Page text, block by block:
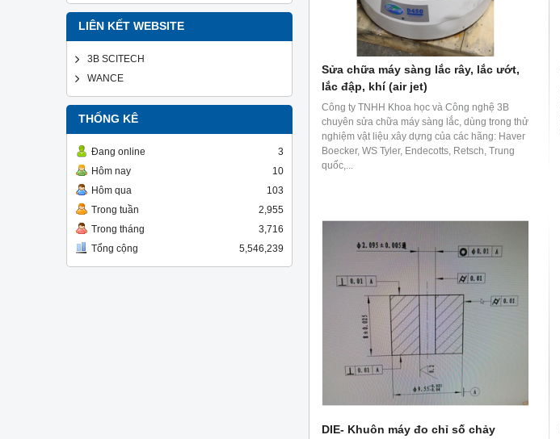
LIÊN KẾT WEBSITE
3B SCITECH
WANCE
THỐNG KÊ
Đang online
3
Hôm nay
10
Hôm qua
103
Trong tuần
2,955
Trong tháng
3,716
Tổng cộng
5,546,239
Sửa chữa máy sàng lắc rây, lắc ướt,
lắc đập, khí (air jet)
Công ty TNHH Khoa học và Công nghệ 3B
chuyên sửa chữa máy sàng lắc, dùng trong thử
nghiệm vật liệu xây dựng của các hãng: Haver
Boecker, WS Tyler, Endecotts, Retsch, Trung
quốc,...
DIE- Khuôn máy đo chỉ số chảy